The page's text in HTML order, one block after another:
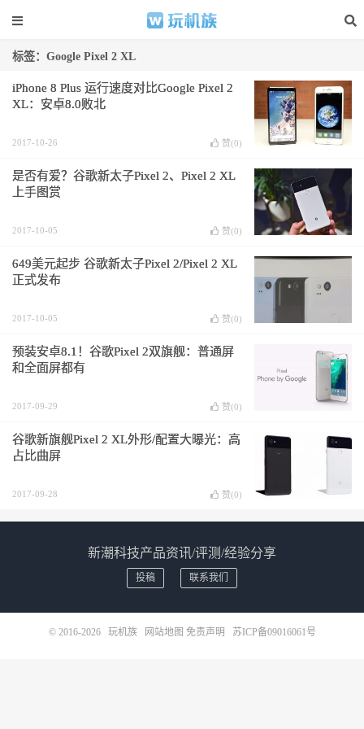
标签：Google Pixel 2 XL
iPhone 8 Plus 运行速度对比Google Pixel 2
XL：安卓8.0败北
2017-10-26 赞(0)
是否有爱？谷歌新太子Pixel 2、Pixel 2 XL
上手图赏
2017-10-05 赞(0)
649美元起步 谷歌新太子Pixel 2/Pixel 2 XL
正式发布
2017-10-05 赞(0)
预装安卓8.1！谷歌Pixel 2双旗舰：普通屏
和全面屏都有
2017-09-29 赞(0)
谷歌新旗舰Pixel 2 XL外形/配置大曝光：高
占比曲屏
2017-09-28 赞(0)
新潮科技产品资讯/评测/经验分享
投稿 联系我们
© 2016-2026 玩机族 网站地图 免责声明 苏ICP备09016061号